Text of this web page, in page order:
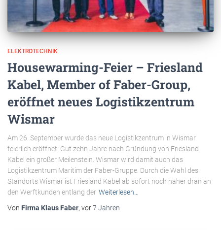
ELEKTROTECHNIK
Housewarming-Feier – Friesland
Kabel, Member of Faber-Group,
eröffnet neues Logistikzentrum
Wismar
Am 26. September wurde das neue Logistikzentrum in Wismar
feierlich eröffnet. Gut zehn Jahre nach Gründung von Friesland
Kabel ein großer Meilenstein. Wismar wird damit auch das
Logistikzentrum Maritim der Faber-Gruppe. Durch die Wahl des
Standorts Wismar ist Friesland Kabel ab sofort noch näher dran an
den Werftkunden entlang der Weiterlesen…
Von Firma Klaus Faber, vor7 Jahren